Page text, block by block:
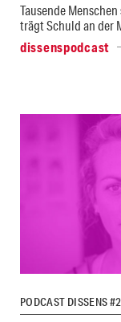
Tausende
trägt Schuld an der
dissenspodcast
PODCAST DISSENS